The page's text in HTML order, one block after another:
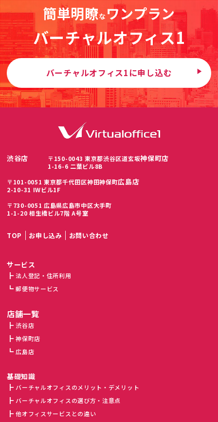
簡単明瞭なワンプラン
バーチャルオフィス1
バーチャルオフィス1に申し込む
渋谷店
〒150-0043 東京都渋谷区道玄坂
1-16-6 二葉ビル8B
神保町店
〒101-0051 東京都千代田区神田神保町
2-10-31 IWビル1F
広島店
〒730-0051 広島県広島市中区大手町
1-1-20 相生橋ビル7階 A号室
TOP お申し込み お問い合わせ
サービス
法人登記・住所利用
郵便物サービス
店舗一覧
渋谷店
神保町店
広島店
基礎知識
バーチャルオフィスのメリット・デメリット
バーチャルオフィスの選び方・注意点
他オフィスサービスとの違い